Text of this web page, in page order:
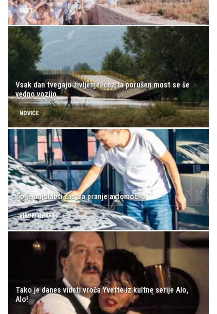
SVET
Vsak dan tvegajo življenje: čez ta porušen most se še
vedno vozijo
NOVICE
To je najslabši čas za pranje avtomobila
VISOKI OBRATI
Tako je danes videti vroča Yvette iz kultne serije Alo,
Alo!